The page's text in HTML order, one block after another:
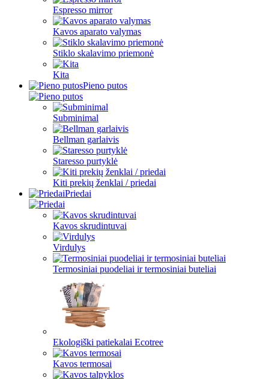
Espresso mirror
Kavos aparato valymas
Stiklo skalavimo priemonė
Kita
Pieno putos
Subminimal
Bellman garlaivis
Staresso purtyklė
Kiti prekių ženklai / priedai
Priedai
Kavos skrudintuvai
Virdulys
Termosiniai puodeliai ir termosiniai buteliai
Ekologiški patiekalai Ecotree
Kavos termosai